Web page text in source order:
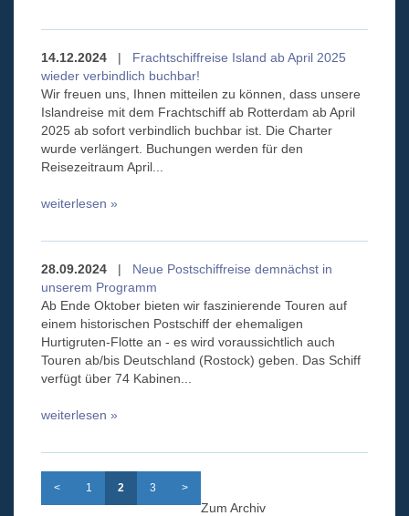
14.12.2024 | Frachtschiffreise Island ab April 2025
wieder verbindlich buchbar!
Wir freuen uns, Ihnen mitteilen zu können, dass unsere
Islandreise mit dem Frachtschiff ab Rotterdam ab April
2025 ab sofort verbindlich buchbar ist. Die Charter
wurde verlängert. Buchungen werden für den
Reisezeitraum April...
weiterlesen »
28.09.2024 | Neue Postschiffreise demnächst in
unserem Programm
Ab Ende Oktober bieten wir faszinierende Touren auf
einem historischen Postschiff der ehemaligen
Hurtigruten-Flotte an - es wird voraussichtlich auch
Touren ab/bis Deutschland (Rostock) geben. Das Schiff
verfügt über 74 Kabinen...
weiterlesen »
< 1 2 3 >
Zum Archiv